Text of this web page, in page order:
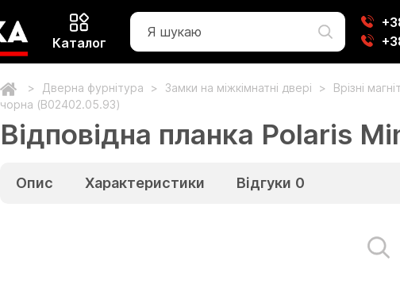
Каталог
Дверна фурнітура Замки на міжкімнатні двері Врізні
чорна (B02402.05.93)
Відповідна планка Polaris
Опис Характеристики Відгуки 0